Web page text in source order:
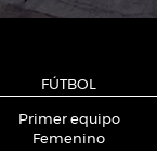
FÚTBOL
Primer equipo
Femenino